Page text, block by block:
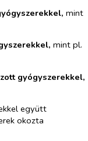
mint
mint pl.
gyógyszerekkel,
együtt
okozta